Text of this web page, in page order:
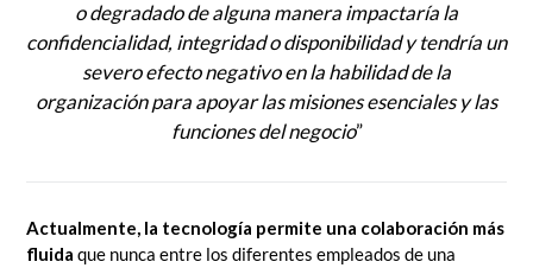
o degradado de alguna manera impactaría la
confidencialidad, integridad o disponibilidad y tendría un
severo efecto negativo en la habilidad de la
organización para apoyar las misiones esenciales y las
funciones del negocio”
Actualmente, la tecnología permite una colaboración más
fluida que nunca entre los diferentes empleados de una